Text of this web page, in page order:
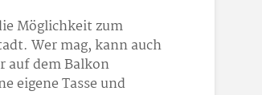
Möglichkeit zum
Wer mag, kann auch
auf dem Balkon
eigene Tasse und